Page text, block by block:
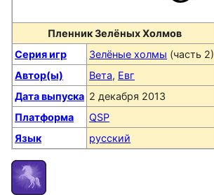
Пленник Зелёных Холмов
Серия игр
Зелёные холмы (часть 2)
Автор(ы)
Вета, Евг
Дата выпуска 2 декабря 2013
Платформа
QSP
Язык
русский